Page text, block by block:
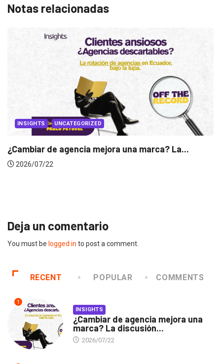
Notas relacionadas
UNCATEGORIZED
de agencia mejora una marca? La...
07/22
Deja un comentario
You must be logged in to post a comment.
RECENT POPULAR COMMENTS
1
INSIGHTS
¿Cambiar de agencia mejora una
marca? La discusión...
2026/07/22